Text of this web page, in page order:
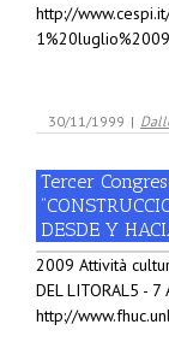
http://
30/11/1999 |
Tercer
DESDE Y
2009 Attività
DEL LITORAL5 -
http://